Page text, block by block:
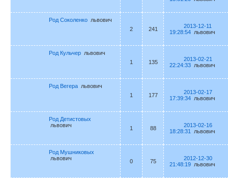
Род Соколенко львович
2
241
2013-12-11
19:28:54 львович
Род Кульчер львович
1
135
2013-02-21
22:24:33 львович
Род Вегера львович
1
177
2013-02-17
17:39:34 львович
Род Детистовых
львович
1 88
2013-02-16
18:28:31
львович
Род Мушниковых
львович
0 75
2012-12-30
21:48:19 львович